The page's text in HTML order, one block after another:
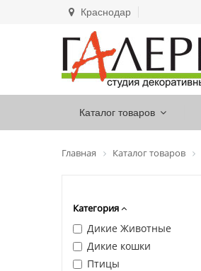
Краснодар
Каталог товаров
Главная Каталог товаров
Категория
Дикие Животные
Дикие кошки
Птицы